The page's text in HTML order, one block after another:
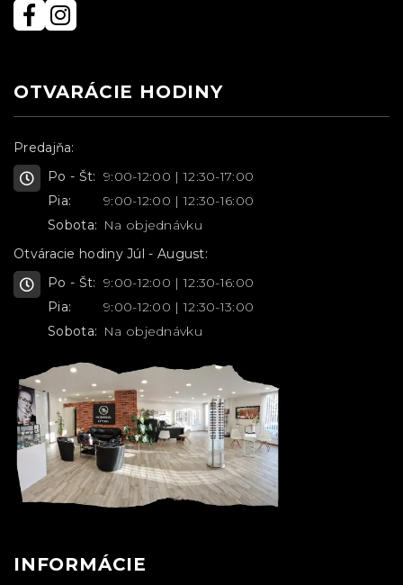
OTVARÁCIE HODINY
Predajňa:
Po - Št: 9:00-12:00 | 12:30-17:00
Pia:
9:00-12:00 | 12:30-16:00
Sobota: Na objednávku
Otváracie hodiny Júl - August:
Po - Št: 9:00-12:00 | 12:30-16:00
Pia:
9:00-12:00 | 12:30-13:00
Sobota: Na objednávku
INFORMÁCIE